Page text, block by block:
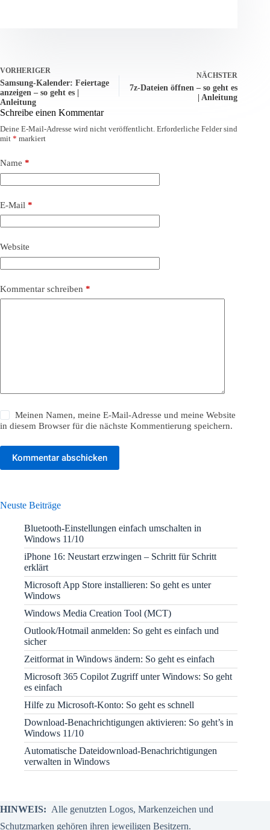
VORHERIGER
Samsung-Kalender: Feiertage
anzeigen – so geht es |
Anleitung
NÄCHSTER
7z-Dateien öffnen – so geht es
| Anleitung
Schreibe einen Kommentar
Deine E-Mail-Adresse wird nicht veröffentlicht. Erforderliche Felder sind
mit * markiert
Name *
E-Mail *
Website
Kommentar schreiben *
Meinen Namen, meine E-Mail-Adresse und meine Website
in diesem Browser für die nächste Kommentierung speichern.
Kommentar abschicken
Neuste Beiträge
Bluetooth-Einstellungen einfach umschalten in
Windows 11/10
iPhone 16: Neustart erzwingen – Schritt für Schritt
erklärt
Microsoft App Store installieren: So geht es unter
Windows
Windows Media Creation Tool (MCT)
Outlook/Hotmail anmelden: So geht es einfach und
sicher
Zeitformat in Windows ändern: So geht es einfach
Microsoft 365 Copilot Zugriff unter Windows: So geht
es einfach
Hilfe zu Microsoft-Konto: So geht es schnell
Download-Benachrichtigungen aktivieren: So geht’s in
Windows 11/10
Automatische Dateidownload-Benachrichtigungen
verwalten in Windows
HINWEIS: Alle genutzten Logos, Markenzeichen und
Schutzmarken gehören ihren jeweiligen Besitzern.